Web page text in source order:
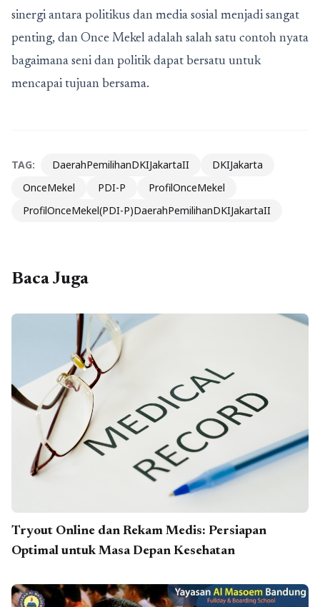
sinergi antara politikus dan media sosial menjadi sangat
penting, dan Once Mekel adalah salah satu contoh nyata
bagaimana seni dan politik dapat bersatu untuk
mencapai tujuan bersama.
TAG: DaerahPemilihanDKIJakartaII
DKIJakarta
OnceMekel
PDI-P
ProfilOnceMekel
ProfilOnceMekel(PDI-P)DaerahPemilihanDKIJakartaII
Baca Juga
Tryout Online dan Rekam Medis: Persiapan
Optimal untuk Masa Depan Kesehatan